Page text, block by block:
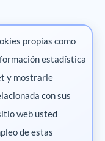
digital
Pharma
propias como
estadística
y mostrarle
con sus
web usted
de estas